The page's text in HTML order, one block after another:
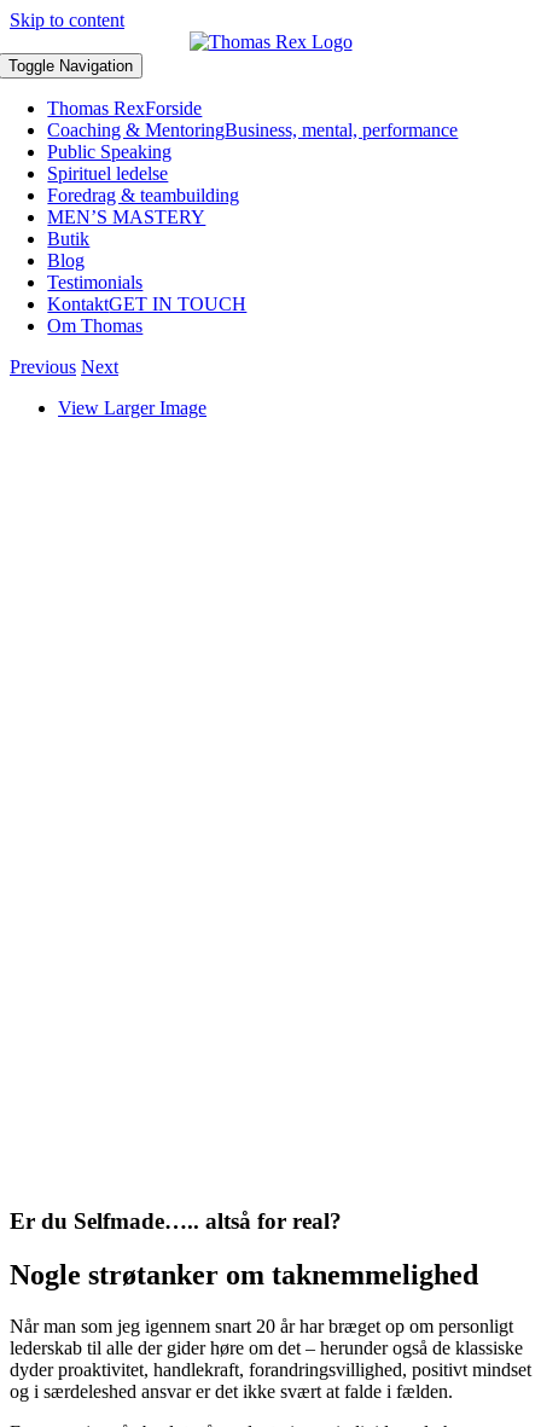
Skip to content
Toggle Navigation
Thomas RexForside
Coaching & MentoringBusiness, mental, performance
Public Speaking
Spirituel ledelse
Foredrag & teambuilding
MEN’S MASTERY
Butik
Blog
Testimonials
KontaktGET IN TOUCH
Om Thomas
Previous Next
View Larger Image
Er du Selfmade….. altså for real?
Nogle strøtanker om taknemmelighed
Når man som jeg igennem snart 20 år har bræget op om personligt
lederskab til alle der gider høre om det – herunder også de klassiske
dyder proaktivitet, handlekraft, forandringsvillighed, positivt mindset
og i særdeleshed ansvar er det ikke svært at falde i fælden.